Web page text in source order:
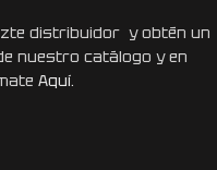
distribuidor y obtén un
nuestro catálogo y en
Aquí.